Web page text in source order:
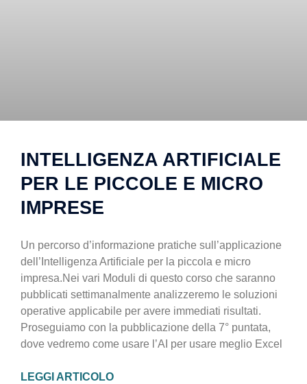
INTELLIGENZA ARTIFICIALE
PER LE PICCOLE E MICRO
IMPRESE
Un percorso d’informazione pratiche sull’applicazione
dell’Intelligenza Artificiale per la piccola e micro
impresa.Nei vari Moduli di questo corso che saranno
pubblicati settimanalmente analizzeremo le soluzioni
operative applicabile per avere immediati risultati.
Proseguiamo con la pubblicazione della 7° puntata,
dove vedremo come usare l’AI per usare meglio Excel
LEGGI ARTICOLO